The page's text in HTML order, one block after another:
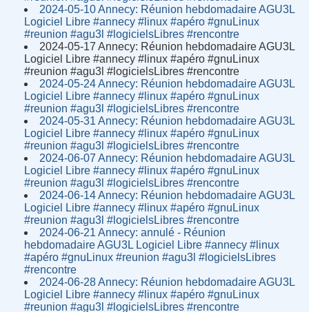
2024-05-10 Annecy: Réunion hebdomadaire AGU3L
Logiciel Libre #annecy #linux #apéro #gnuLinux
#reunion #agu3l #logicielsLibres #rencontre
2024-05-17 Annecy: Réunion hebdomadaire AGU3L
Logiciel Libre #annecy #linux #apéro #gnuLinux
#reunion #agu3l #logicielsLibres #rencontre
2024-05-24 Annecy: Réunion hebdomadaire AGU3L
Logiciel Libre #annecy #linux #apéro #gnuLinux
#reunion #agu3l #logicielsLibres #rencontre
2024-05-31 Annecy: Réunion hebdomadaire AGU3L
Logiciel Libre #annecy #linux #apéro #gnuLinux
#reunion #agu3l #logicielsLibres #rencontre
2024-06-07 Annecy: Réunion hebdomadaire AGU3L
Logiciel Libre #annecy #linux #apéro #gnuLinux
#reunion #agu3l #logicielsLibres #rencontre
2024-06-14 Annecy: Réunion hebdomadaire AGU3L
Logiciel Libre #annecy #linux #apéro #gnuLinux
#reunion #agu3l #logicielsLibres #rencontre
2024-06-21 Annecy: annulé - Réunion
hebdomadaire AGU3L Logiciel Libre #annecy #linux
#apéro #gnuLinux #reunion #agu3l #logicielsLibres
#rencontre
2024-06-28 Annecy: Réunion hebdomadaire AGU3L
Logiciel Libre #annecy #linux #apéro #gnuLinux
#reunion #agu3l #logicielsLibres #rencontre